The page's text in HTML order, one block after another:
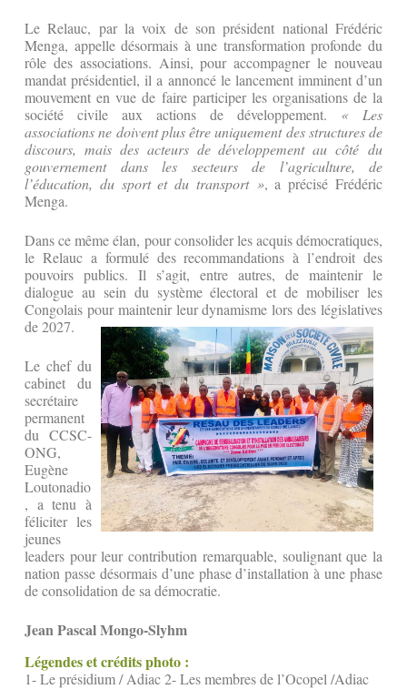
Le Relauc, par la voix de son président national Frédéric
Menga, appelle désormais à une transformation profonde du
rôle des associations. Ainsi, pour accompagner le nouveau
mandat présidentiel, il a annoncé le lancement imminent d’un
mouvement en vue de faire participer les organisations de la
société civile aux actions de développement. « Les
associations ne doivent plus être uniquement des structures de
discours, mais des acteurs de développement au côté du
gouvernement dans les secteurs de l’agriculture, de
l’éducation, du sport et du transport », a précisé Frédéric
Menga.
Dans ce même élan, pour consolider les acquis démocratiques,
le Relauc a formulé des recommandations à l’endroit des
pouvoirs publics. Il s’agit, entre autres, de maintenir le
dialogue au sein du système électoral et de mobiliser les
Congolais pour maintenir leur dynamisme lors des législatives
de 2027.
Le chef du
cabinet du
secrétaire
permanent
du CCSC-
ONG,
Eugène
Loutonadio
, a tenu à
féliciter les
jeunes
leaders pour leur contribution remarquable, soulignant que la
nation passe désormais d’une phase d’installation à une phase
de consolidation de sa démocratie.
Jean Pascal Mongo-Slyhm
Légendes et crédits photo :
1- Le présidium / Adiac 2- Les membres de l’Ocopel /Adiac